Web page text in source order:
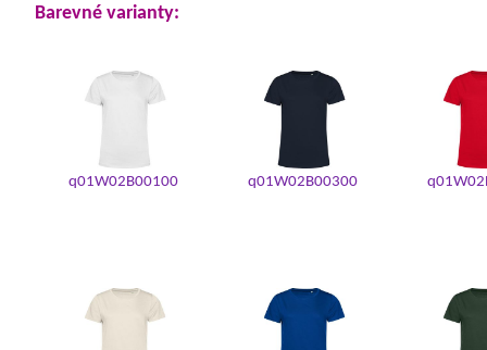
Barevné varianty:
q01W02B00100 q01W02B00300